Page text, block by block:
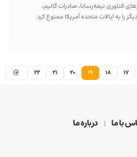
نیمه‌رسانا، صادرات گالیم،
را به ایالات متحده آمریکا ممنوع کرد.
با ما درباره ما